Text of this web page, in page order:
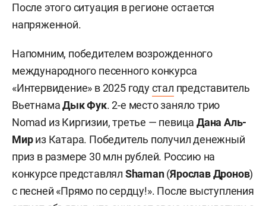
После этого ситуация в регионе остается
напряженной.
Напомним, победителем возрожденного
международного песенного конкурса
«Интервидение» в 2025 годустал представитель
ВьетнамаДык Фук. 2-е место заняло трио
Nomad из Киргизии, третье — певица Дана Аль-
Мириз Катара. Победитель получил денежный
приз в размере 30 млн рублей. Россию на
конкурсе представлял Shaman(Ярослав Дронов)
с песней «Прямо по сердцу!». После выступления